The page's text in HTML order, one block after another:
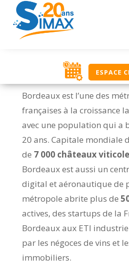
ESPACE
Bordeaux est l’une des
françaises à la croissance
avec une population qui a
20 ans. Capitale mondiale
de 7 000 châteaux
Bordeaux est aussi un
digital et aéronautique de
métropole abrite plus de
actives, des startups de la
Bordeaux aux ETI
par les négoces de vins et
immobiliers.